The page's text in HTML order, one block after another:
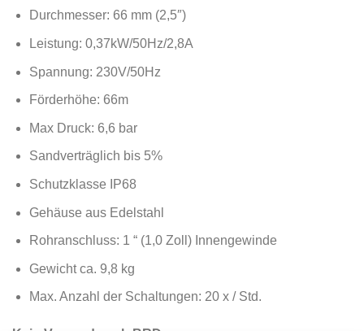
Durchmesser: 66 mm (2,5″)
Leistung: 0,37kW/50Hz/2,8A
Spannung: 230V/50Hz
Förderhöhe: 66m
Max Druck: 6,6 bar
Sandverträglich bis 5%
Schutzklasse IP68
Gehäuse aus Edelstahl
Rohranschluss: 1 “ (1,0 Zoll) Innengewinde
Gewicht ca. 9,8 kg
Max. Anzahl der Schaltungen: 20 x / Std.